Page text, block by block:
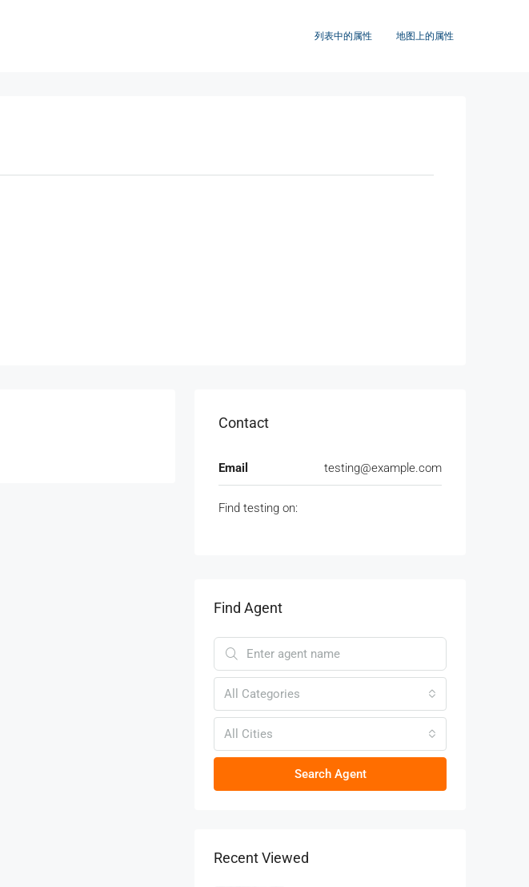
列表中的属性 地图上的属性
Contact
Email testing@example.com
Find testing on:
Find Agent
All Categories
All Cities
Search Agent
Recent Viewed